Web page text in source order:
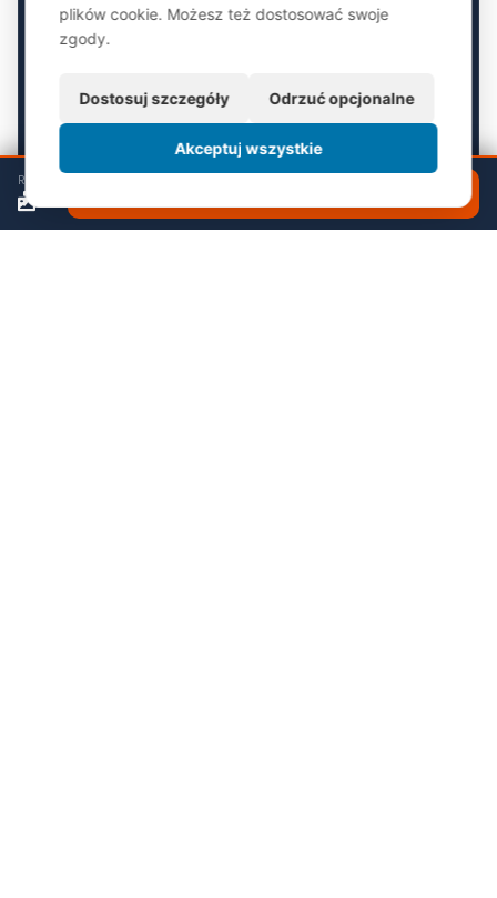
RELACJA
Paweł Kuc
plików cookie. Możesz też dostosować swoje
zgody.
Dostosuj szczegóły Odrzuć opcjonalne
Akceptuj wszystkie